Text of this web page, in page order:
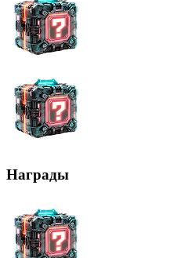
Награды